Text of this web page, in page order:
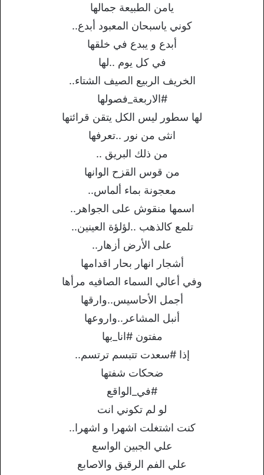
يامن الطبيعة جمالها
كوني ياسبحان المعبود أبدع..
أبدع و يبدع في خلقها
في كل يوم ..لها
الخريف الربيع الصيف الشتاء..
#الاربعة_فصولها
لها سطور ليس الكل يتقن قرائتها
انثى من نور ..تعرفها
من ذلك البريق ..
من قوس القزح الوانها
معجونة بماء ألماس..
اسمها منقوش على الجواهر..
تلمع كالذهب ..لؤلؤة العينين..
على الأرض أزهار..
أشجار انهار بحار اقدامها
وفي أعالي السماء الصافيه مرأها
أجمل الأحاسيس..وارقها
أنبل المشاعر..واروعها
مفتون #انا_بها
إذا #سعدت تتبسم ترتسم..
ضحكات شفتها
#في_الواقع
لو لم تكوني انت
كنت اشتغلت اشهرا و اشهرا..
علي الجبين الواسع
علي الفم الرقيق والاصابع